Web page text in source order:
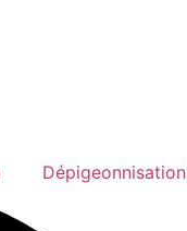
Dépigeonnisation